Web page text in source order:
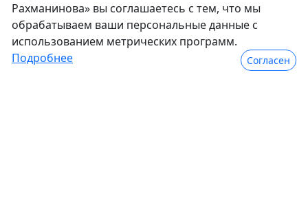
Рахманинова» вы соглашаетесь с тем, что мы
обрабатываем ваши персональные данные с
использованием метрических программ.
Подробнее
Согласен